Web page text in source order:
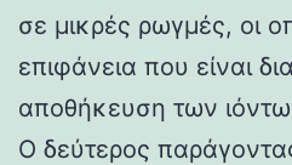
σε μικρές ρωγμές, οι
επιφάνεια που είναι
αποθήκευση των
Ο δεύτερος